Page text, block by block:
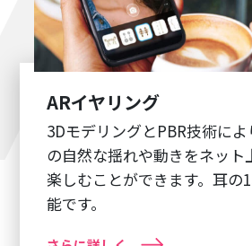
ARイヤリング
3DモデリングとPBR技術に
の自然な揺れや動きをネット
楽しむことができます。耳の
能です。